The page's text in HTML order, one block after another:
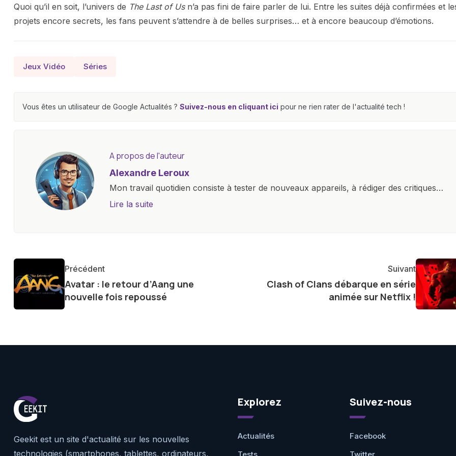
Quoi qu’il en soit, l’univers de The Last of Usn’a pas fini de faire parler de lui. Entre les suites déjà confirmées et
projets encore secrets, les fans peuvent s’attendre à de belles surprises… et à encore beaucoup d’émotions.
Jeux Vidéo Séries
Vous êtes un utilisateur de Google Actualités ? Suivez-nous en cliquant ici pour ne rien rater de l'actualité tech !
A propos de l'auteur
Alexandre Leroux
Mon travail quotidien consiste à tester de nouveaux appareils, à rédiger des critiques
objectives, à couvrir des lancements de produits, et à interviewer des acteurs clés de
Lire la suite
Précédent
Avatar : le retour d’Aang une
nouvelle fois repoussé
Suivant
Clash of Clans débarque en série
animée sur Netflix !
Geekit est un site d'actualité sur les nouvelles
technologies (smartphones, tablettes, ordinateurs,
Explorez
Actualités
Suivez-nous
Facebook